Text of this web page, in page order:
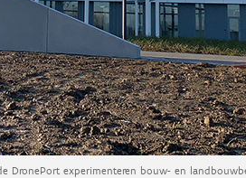
DronePort experimenteren bouw- en